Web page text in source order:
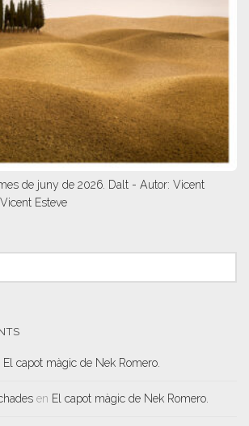
de juny de 2026. Dalt - Autor: Vicent
Esteve
El capot màgic de Nek Romero.
en El capot màgic de Nek Romero.